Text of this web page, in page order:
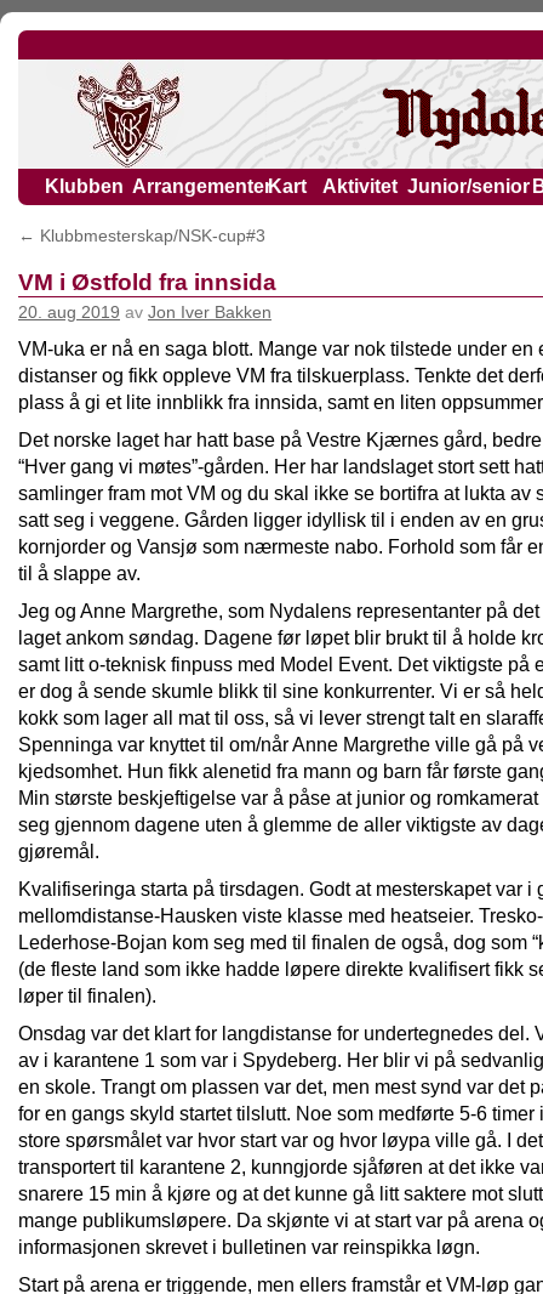
Klubben ArrangementerKart Aktivitet Junior/senior
← Klubbmesterskap/NSK-cup#3
VM i Østfold fra innsida
20. aug 2019 av Jon Iver Bakken
VM-uka er nå en saga blott. Mange var nok tilstede under en
distanser og fikk oppleve VM fra tilskuerplass. Tenkte det
plass å gi et lite innblikk fra innsida, samt en liten
Det norske laget har hatt base på Vestre Kjærnes gård,
“Hver gang vi møtes”-gården. Her har landslaget stort sett
samlinger fram mot VM og du skal ikke se bortifra at lukta av
satt seg i veggene. Gården ligger idyllisk til i enden av en
kornjorder og Vansjø som nærmeste nabo. Forhold som får
til å slappe av.
Jeg og Anne Margrethe, som Nydalens representanter på
laget ankom søndag. Dagene før løpet blir brukt til å holde
samt litt o-teknisk finpuss med Model Event. Det viktigste på
er dog å sende skumle blikk til sine konkurrenter. Vi er så
kokk som lager all mat til oss, så vi lever strengt talt en
Spenninga var knyttet til om/når Anne Margrethe ville gå på
kjedsomhet. Hun fikk alenetid fra mann og barn får første
Min største beskjeftigelse var å påse at junior og
seg gjennom dagene uten å glemme de aller viktigste av
gjøremål.
Kvalifiseringa starta på tirsdagen. Godt at mesterskapet var i
mellomdistanse-Hausken viste klasse med heatseier.
Lederhose-Bojan kom seg med til finalen de også, dog som
(de fleste land som ikke hadde løpere direkte kvalifisert fikk
løper til finalen).
Onsdag var det klart for langdistanse for undertegnedes del.
av i karantene 1 som var i Spydeberg. Her blir vi på
en skole. Trangt om plassen var det, men mest synd var det
for en gangs skyld startet tilslutt. Noe som medførte 5-6 timer
store spørsmålet var hvor start var og hvor løypa ville gå. I
transportert til karantene 2, kunngjorde sjåføren at det ikke
snarere 15 min å kjøre og at det kunne gå litt saktere mot
mange publikumsløpere. Da skjønte vi at start var på arena
informasjonen skrevet i bulletinen var reinspikka løgn.
Start på arena er triggende, men ellers framstår et VM-løp